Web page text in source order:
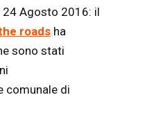
Agosto 2016: il
roads ha
sono stati
comunale di